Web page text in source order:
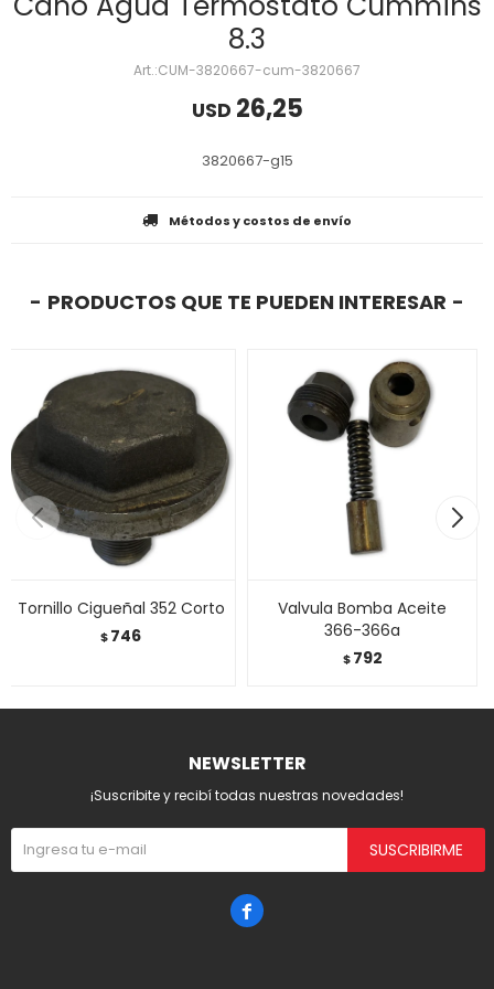
8.3
CUM-3820667-cum-3820667
USD 26,25
3820667-g15
Métodos y costos de envío
PRODUCTOS QUE TE PUEDEN INTERESAR
Tornillo Cigueñal 352 Corto
$746
Valvula Bomba Aceite
366-366a
$ 792
NEWSLETTER
¡Suscribite y recibí todas nuestras novedades!
SUSCRIBIRME
